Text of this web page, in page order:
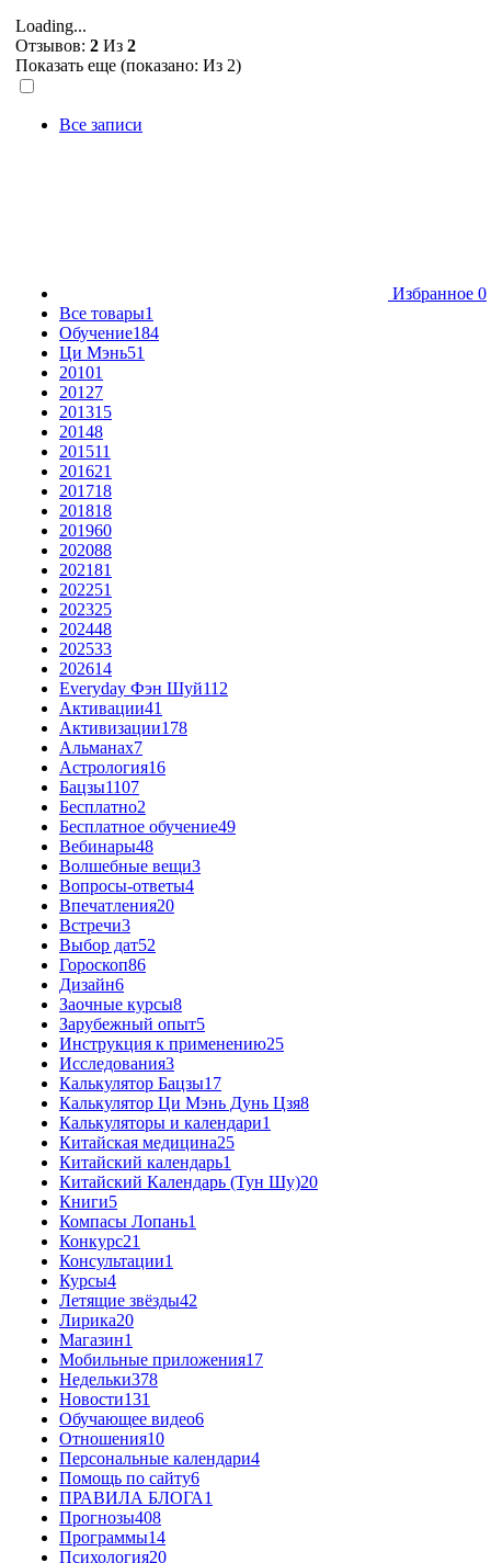
Loading...
Отзывов: 2 Из 2
Показать еще (показано: Из 2)
Все записи
Избранное 0
Все товары1
Обучение184
Ци Мэнь51
20101
20127
201315
20148
201511
201621
201718
201818
201960
202088
202181
202251
202325
202448
202533
202614
Everyday Фэн Шуй112
Активации41
Активизации178
Альманах7
Астрология16
Бацзы1107
Бесплатно2
Бесплатное обучение49
Вебинары48
Волшебные вещи3
Вопросы-ответы4
Впечатления20
Встречи3
Выбор дат52
Гороскоп86
Дизайн6
Заочные курсы8
Зарубежный опыт5
Инструкция к применению25
Исследования3
Калькулятор Бацзы17
Калькулятор Ци Мэнь Дунь Цзя8
Калькуляторы и календари1
Китайская медицина25
Китайский календарь1
Китайский Календарь (Тун Шу)20
Книги5
Компасы Лопань1
Конкурс21
Консультации1
Курсы4
Летящие звёзды42
Лирика20
Магазин1
Мобильные приложения17
Недельки378
Новости131
Обучающее видео6
Отношения10
Персональные календари4
Помощь по сайту6
ПРАВИЛА БЛОГА1
Прогнозы408
Программы14
Психология20